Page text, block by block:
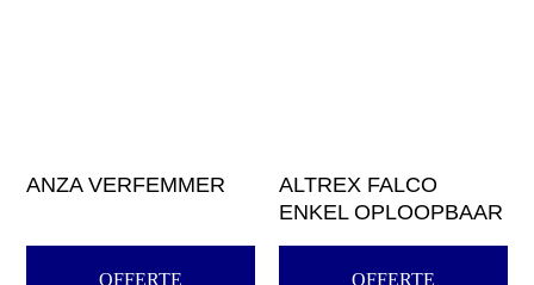
ANZA VERFEMMER
OFFERTE
ALTREX FALCO
ENKEL OPLOOPBAAR
OFFERTE